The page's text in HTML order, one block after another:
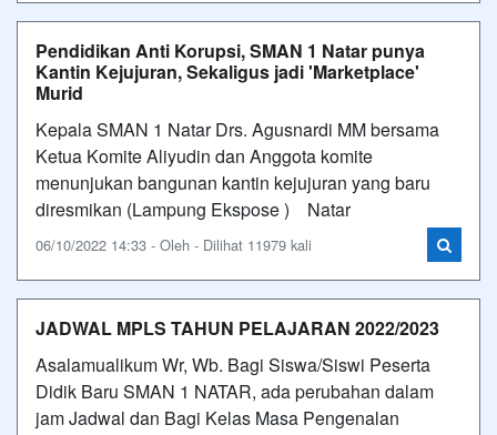
Pendidikan Anti Korupsi, SMAN 1 Natar punya
Kantin Kejujuran, Sekaligus jadi 'Marketplace'
Murid
Kepala SMAN 1 Natar Drs. Agusnardi MM bersama
Ketua Komite Aliyudin dan Anggota komite
menunjukan bangunan kantin kejujuran yang baru
diresmikan (Lampung Ekspose ) Natar
06/10/2022 14:33 - Oleh - Dilihat 11979 kali
JADWAL MPLS TAHUN PELAJARAN 2022/2023
Asalamualikum Wr, Wb. Bagi Siswa/Siswi Peserta
Didik Baru SMAN 1 NATAR, ada perubahan dalam
jam Jadwal dan Bagi Kelas Masa Pengenalan